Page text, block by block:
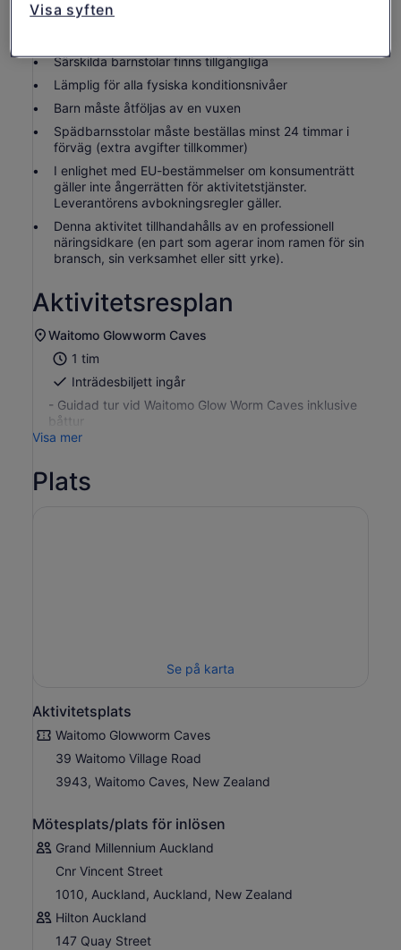
Minst 2 personer krävs för att turen ska fungera
Särskilda barnstolar finns tillgängliga
Lämplig för alla fysiska konditionsnivåer
Barn måste åtföljas av en vuxen
Spädbarnsstolar måste beställas minst 24 timmar i
förväg (extra avgifter tillkommer)
I enlighet med EU-bestämmelser om konsumenträtt
gäller inte ångerrätten för aktivitetstjänster.
Leverantörens avbokningsregler gäller.
Denna aktivitet tillhandahålls av en professionell
näringsidkare (en part som agerar inom ramen för sin
bransch, sin verksamhet eller sitt yrke).
Aktivitetsresplan
Waitomo Glowworm Caves
1 tim
Inträdesbiljett ingår
- Guidad tur vid Waitomo Glow Worm Caves inklusive
båttur
Visa mer
Plats
Se på karta
Aktivitetsplats
Waitomo Glowworm Caves
39 Waitomo Village Road
3943, Waitomo Caves, New Zealand
Mötesplats/plats för inlösen
Grand Millennium Auckland
Cnr Vincent Street
1010, Auckland, Auckland, New Zealand
Hilton Auckland
147 Quay Street
Visa syften